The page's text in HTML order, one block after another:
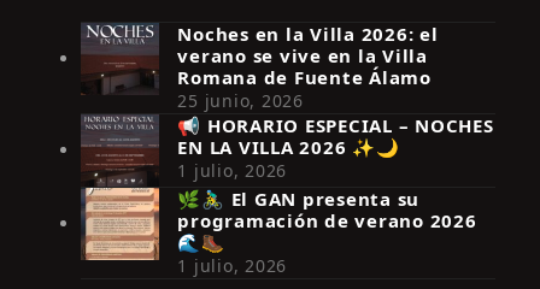
Síguenos en Instagram
Noches en la Villa 2026: el
verano se vive en la Villa
Romana de Fuente Álamo
25 junio, 2026
📢 HORARIO ESPECIAL – NOCHES
EN LA VILLA 2026 ✨🌙
1 julio, 2026
🌿🚴‍♂️ El GAN presenta su
programación de verano 2026
🌊🥾
1 julio, 2026